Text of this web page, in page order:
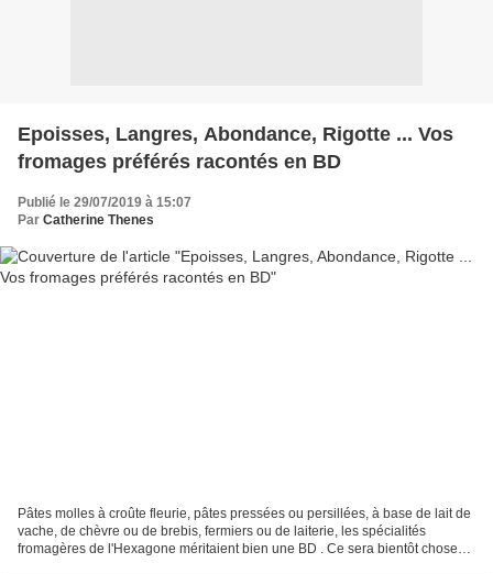
Epoisses, Langres, Abondance, Rigotte ... Vos
fromages préférés racontés en BD
Publié le 29/07/2019 à 15:07
Par Catherine Thenes
Pâtes molles à croûte fleurie, pâtes pressées ou persillées, à base de lait de
vache, de chèvre ou de brebis, fermiers ou de laiterie, les spécialités
fromagères de l'Hexagone méritaient bien une BD . Ce sera bientôt chose